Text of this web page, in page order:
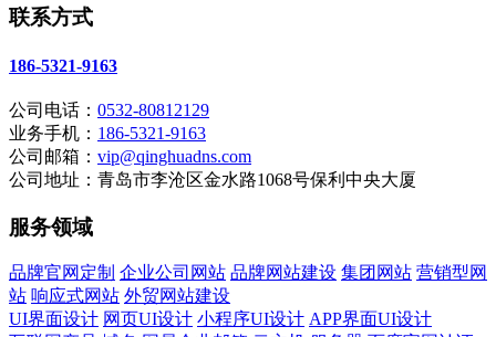
联系方式
186-5321-9163
公司电话： 0532-80812129
业务手机： 186-5321-9163
公司邮箱： vip@qinghuadns.com
公司地址：青岛市李沧区金水路1068号保利中央大厦
服务领域
品牌官网定制 企业公司网站 品牌网站建设 集团网站 营销型网
站 响应式网站 外贸网站建设
UI界面设计 网页UI设计 小程序UI设计 APP界面UI设计